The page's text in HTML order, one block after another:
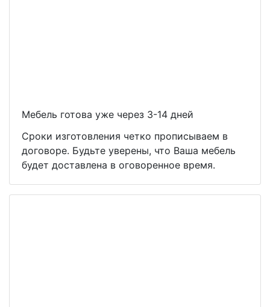
Мебель готова уже через 3-14 дней
Сроки изготовления четко прописываем в
договоре. Будьте уверены, что Ваша мебель
будет доставлена в оговоренное время.